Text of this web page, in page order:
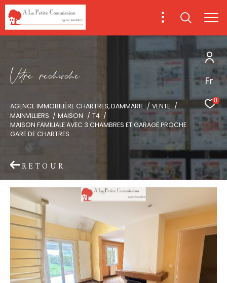
Fr
0
Vore recece
AGENCE IMMOBILIÈRE CHARTRES, DAMMARIE
VENTE
MAINVILLIERS
MAISON
T4
MAISON FAMILIALE AVEC 3 CHAMBRES ET GARAGE PROCHE
GARE DE CHARTRES
RETOUR